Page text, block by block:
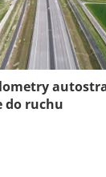
do ruchu